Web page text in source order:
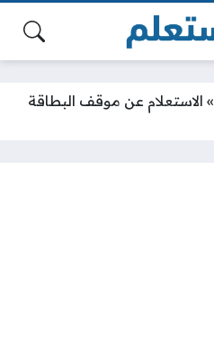
» الاستعلام عن موقف البطاقة